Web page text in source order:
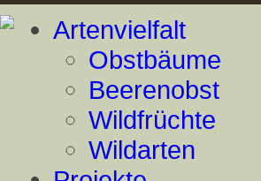
Artenvielfalt
Obstbäume
Beerenobst
Wildfrüchte
Wildarten